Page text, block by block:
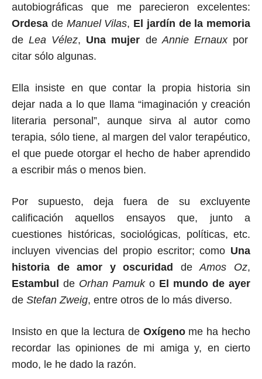
autobiográficas que me parecieron excelentes:
Ordesa deManuel Vilas, El jardín de la memoria
de Lea Vélez, Una mujer deAnnie Ernauxpor
citar sólo algunas.
Ella insiste en que contar la propia historia sin
dejar nada a lo que llama “imaginación y creación
literaria personal”, aunque sirva al autor como
terapia, sólo tiene, al margen del valor terapéutico,
el que puede otorgar el hecho de haber aprendido
a escribir más o menos bien.
Por supuesto, deja fuera de su excluyente
calificación aquellos ensayos que, junto a
cuestiones históricas, sociológicas, políticas, etc.
incluyen vivencias del propio escritor; como Una
historia de amor y oscuridad deAmos Oz,
Estambul de Orhan Pamuk o El mundo de ayer
de Stefan Zweig, entre otros de lo más diverso.
Insisto en que la lectura de Oxígeno me ha hecho
recordar las opiniones de mi amiga y, en cierto
modo, le he dado la razón.